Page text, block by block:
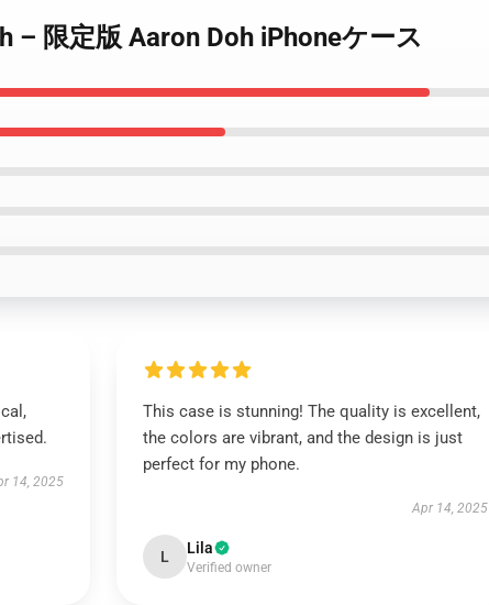
– 限定版 Aaron Doh iPhoneケース
14, 2025
This case is stunning! The quality is excellent,
the colors are vibrant, and the design is just
perfect for my phone.
Apr 14, 2025
L Lila
Verified owner